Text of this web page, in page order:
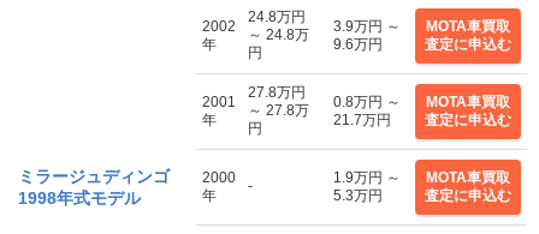
ミラージュディンゴ
1998年式モデル
2002
年
24.8万円
～ 24.8万
円
3.9万円 ～
9.6万円
MOTA車買取
査定に申込む
2001
年
27.8万円
～ 27.8万
円
0.8万円 ～
21.7万円
MOTA車買取
査定に申込む
2000
年
-
1.9万円 ～
5.3万円
MOTA車買取
査定に申込む